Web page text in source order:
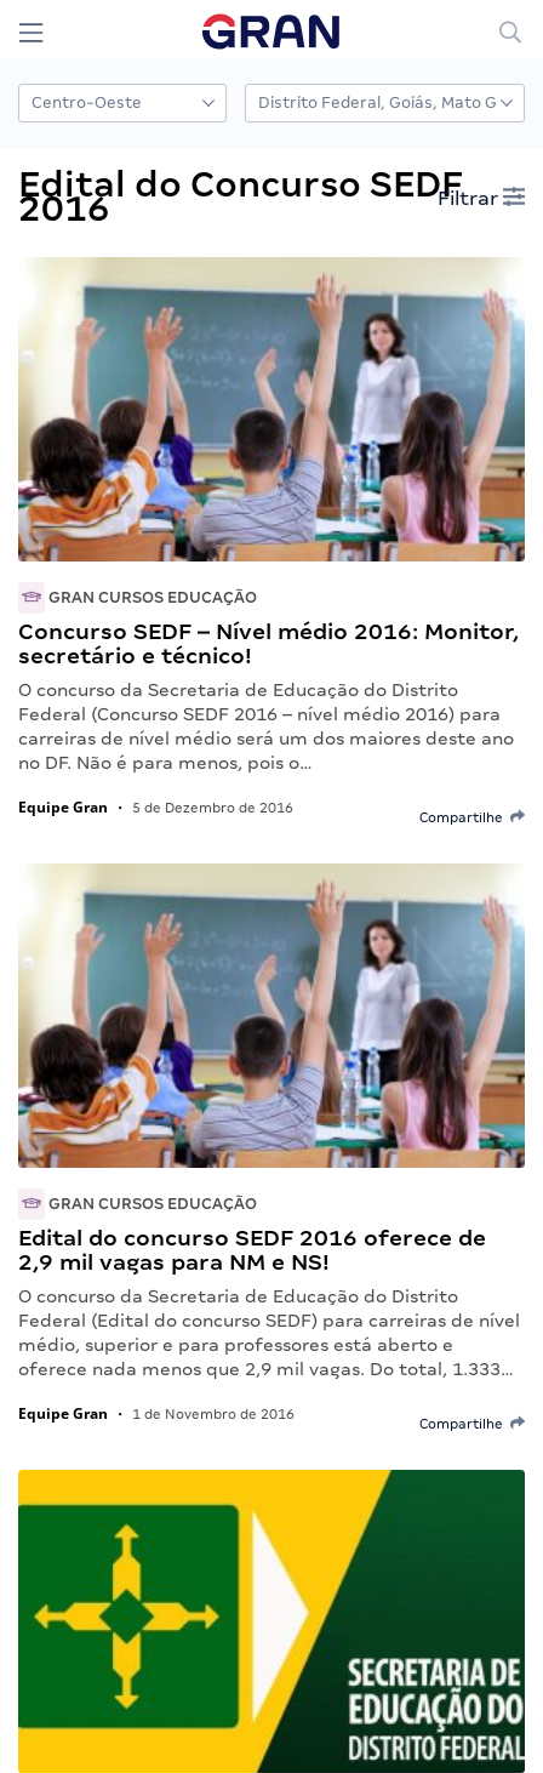
Edital do Concurso SEDF
2016 Filtrar
GRAN CURSOS EDUCAÇÃO
Concurso SEDF – Nível médio 2016: Monitor,
secretário e técnico!
O concurso da Secretaria de Educação do Distrito
Federal (Concurso SEDF 2016 – nível médio 2016) para
carreiras de nível médio será um dos maiores deste ano
no DF. Não é para menos, pois o…
Equipe Gran • 5 de Dezembro de 2016
Compartilhe
GRAN CURSOS EDUCAÇÃO
Edital do concurso SEDF 2016 oferece de
2,9 mil vagas para NM e NS!
O concurso da Secretaria de Educação do Distrito
Federal (Edital do concurso SEDF) para carreiras de nível
médio, superior e para professores está aberto e
oferece nada menos que 2,9 mil vagas. Do total, 1.333…
Equipe Gran • 1 de Novembro de 2016
Compartilhe